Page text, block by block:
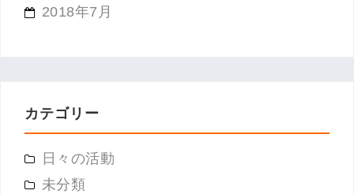
2018年7月
カテゴリー
日々の活動
未分類